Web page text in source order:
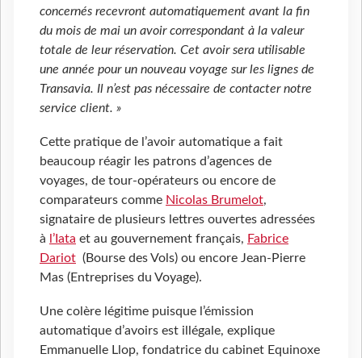
concernés recevront automatiquement avant la fin
du mois de mai un avoir correspondant à la valeur
totale de leur réservation. Cet avoir sera utilisable
une année pour un nouveau voyage sur les lignes de
Transavia. Il n’est pas nécessaire de contacter notre
service client. »
Cette pratique de l’avoir automatique a fait
beaucoup réagir les patrons d’agences de
voyages, de tour-opérateurs ou encore de
comparateurs comme Nicolas Brumelot,
signataire de plusieurs lettres ouvertes adressées
à
l’Iata et au gouvernement français, Fabrice
Dariot (Bourse des Vols) ou encore Jean-Pierre
Mas (Entreprises du Voyage).
Une colère légitime puisque l’émission
automatique d’avoirs est illégale, explique
Emmanuelle Llop, fondatrice du cabinet Equinoxe